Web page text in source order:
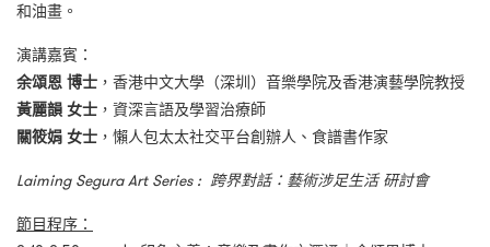
和油畫。
演講嘉賓：
余頌恩 博士 ，香港中文大學（深圳）音樂學院及香港演藝學院教授
黃麗韻 女士 ，資深言語及學習治療師
關筱娟 女士 ，懶人包太太社交平台創辦人、食譜書作家
Laiming Segura Art Series : 跨界對話：藝術涉足生活 研討會
節目程序：